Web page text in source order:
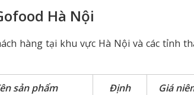
Hà Nội
hàng tại khu vực Hà Nội và các tỉnh
sản phẩm
Định
Giá